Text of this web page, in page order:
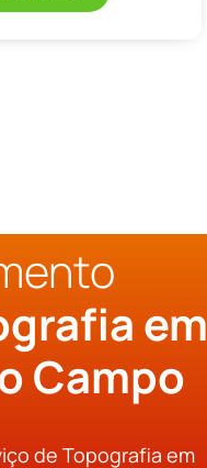
em
Campo
de Topografia em